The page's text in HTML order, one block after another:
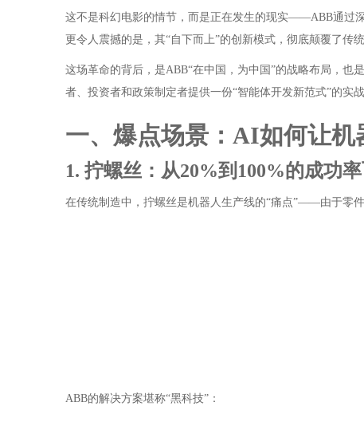
这不是科幻电影的情节，而是正在发生的现实——ABB通过
更令人震撼的是，其“自下而上”的创新模式，彻底颠覆了传
这场革命的背后，是ABB“在中国，为中国”的战略布局，
者、投资者和政策制定者提供一份“智能体开发新范式”的实战
一、爆点场景：AI如何让机
1. 拧螺丝：从20%到100%的成功
在传统制造中，拧螺丝是机器人生产线的“痛点”——由于零
ABB的解决方案堪称“黑科技”：